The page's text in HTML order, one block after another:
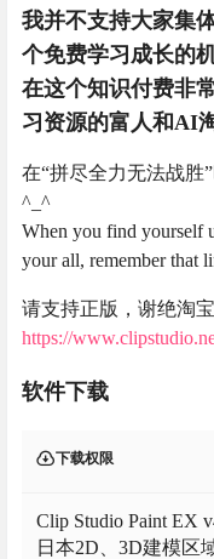
我并不支持大家集
个免费学习成长的
在这个知识付费非
习资源的富人和AI
在“拼尽全力无法战胜
^_^
When you find yourself
your all, remember that
请支持正版，谢绝淘
https://
软件下载
下载权限
Clip Studio Paint EX
日本2D、3D建模区